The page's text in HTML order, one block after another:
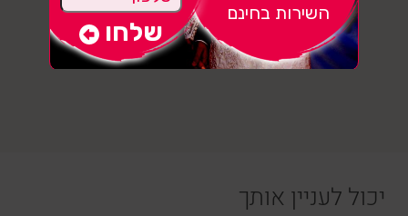
השירות בחינם
יכול לעניין אותך